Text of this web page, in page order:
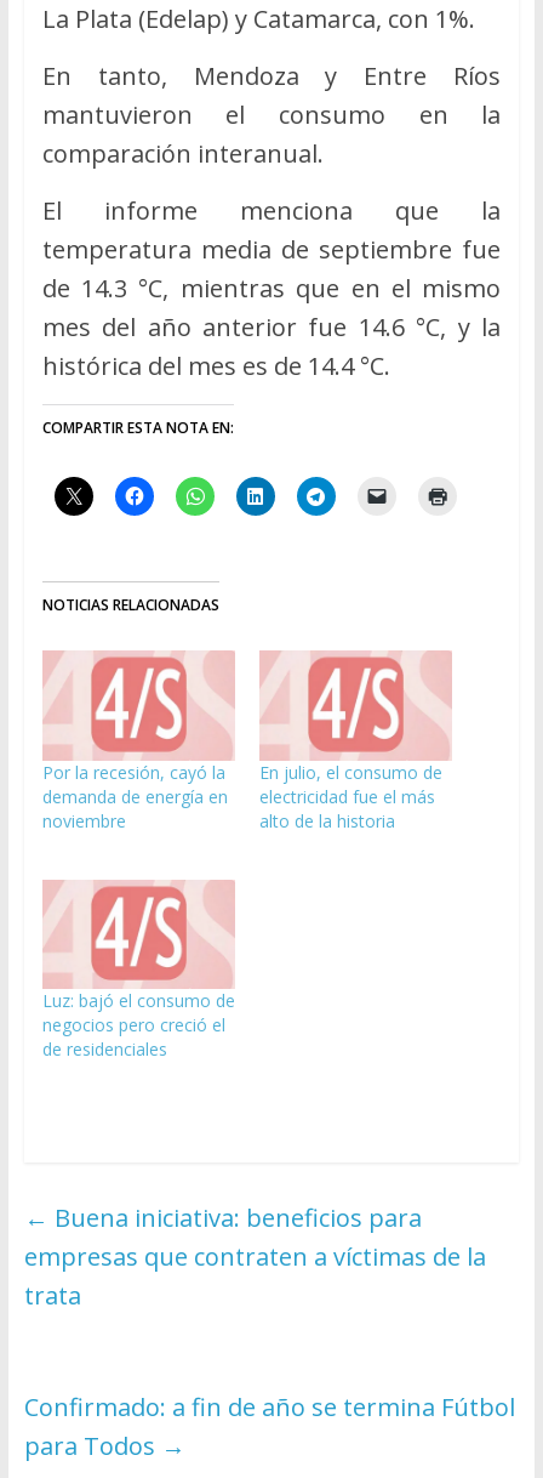
La Plata (Edelap) y Catamarca, con 1%.
En tanto, Mendoza y Entre Ríos
mantuvieron el consumo en la
comparación interanual.
El informe menciona que la
temperatura media de septiembre fue
de 14.3 °C, mientras que en el mismo
mes del año anterior fue 14.6 °C, y la
histórica del mes es de 14.4 °C.
COMPARTIR ESTA NOTA EN:
NOTICIAS RELACIONADAS
Por la recesión, cayó la
demanda de energía en
noviembre
En julio, el consumo de
electricidad fue el más
alto de la historia
Luz: bajó el consumo de
negocios pero creció el
de residenciales
← Buena iniciativa: beneficios para
empresas que contraten a víctimas de la
trata
Confirmado: a fin de año se termina Fútbol
para Todos →